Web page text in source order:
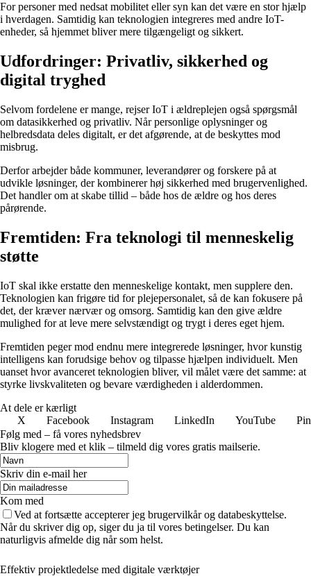
For personer med nedsat mobilitet eller syn kan det være en stor hjælp
i hverdagen. Samtidig kan teknologien integreres med andre IoT-
enheder, så hjemmet bliver mere tilgængeligt og sikkert.
Udfordringer: Privatliv, sikkerhed og
digital tryghed
Selvom fordelene er mange, rejser IoT i ældreplejen også spørgsmål
om datasikkerhed og privatliv. Når personlige oplysninger og
helbredsdata deles digitalt, er det afgørende, at de beskyttes mod
misbrug.
Derfor arbejder både kommuner, leverandører og forskere på at
udvikle løsninger, der kombinerer høj sikkerhed med brugervenlighed.
Det handler om at skabe tillid – både hos de ældre og hos deres
pårørende.
Fremtiden: Fra teknologi til menneskelig
støtte
IoT skal ikke erstatte den menneskelige kontakt, men supplere den.
Teknologien kan frigøre tid for plejepersonalet, så de kan fokusere på
det, der kræver nærvær og omsorg. Samtidig kan den give ældre
mulighed for at leve mere selvstændigt og trygt i deres eget hjem.
Fremtiden peger mod endnu mere integrerede løsninger, hvor kunstig
intelligens kan forudsige behov og tilpasse hjælpen individuelt. Men
uanset hvor avanceret teknologien bliver, vil målet være det samme: at
styrke livskvaliteten og bevare værdigheden i alderdommen.
At dele er kærligt
X
Facebook Instagram LinkedIn YouTube
Følg med – få vores nyhedsbrev
Bliv klogere med et klik – tilmeld dig vores gratis mailserie.
Skriv din e-mail her
Kom med
Ved at fortsætte accepterer jeg brugervilkår og databeskyttelse.
Når du skriver dig op, siger du ja til vores betingelser. Du kan
naturligvis afmelde dig når som helst.
Effektiv projektledelse med digitale værktøjer